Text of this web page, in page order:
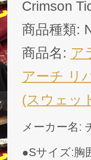
Crimson
商品種類:
商品名: ア
アーチ リ
(スウェッ
メーカー名:
●Sサイズ:胸